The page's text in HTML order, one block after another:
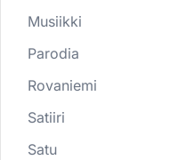
Musiikki
Parodia
Rovaniemi
Satiiri
Satu